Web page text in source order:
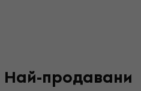
Най-продавани